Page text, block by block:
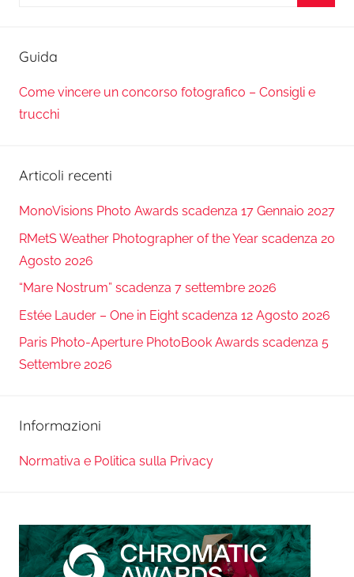
Guida
Come vincere un concorso fotografico – Consigli e
trucchi
Articoli recenti
MonoVisions Photo Awards scadenza 17 Gennaio 2027
RMetS Weather Photographer of the Year scadenza 20
Agosto 2026
“Mare Nostrum” scadenza 7 settembre 2026
Estée Lauder – One in Eight scadenza 12 Agosto 2026
Paris Photo-Aperture PhotoBook Awards scadenza 5
Settembre 2026
Informazioni
Normativa e Politica sulla Privacy